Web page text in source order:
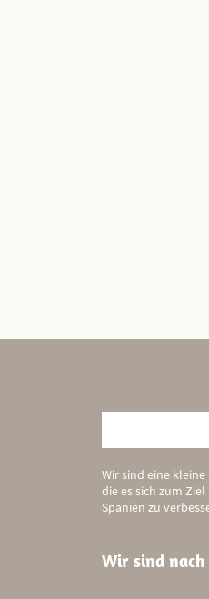
Wir sind eine
die es sich zum
Spanien zu
Wir sind nach